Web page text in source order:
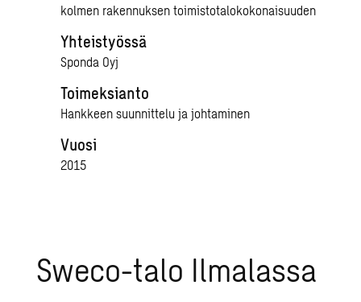
kolmen rakennuksen toimistotalokokonaisuuden
Yhteistyössä
Sponda Oyj
Toimeksianto
Hankkeen suunnittelu ja johtaminen
Vuosi
2015
Sweco-talo Ilmalassa